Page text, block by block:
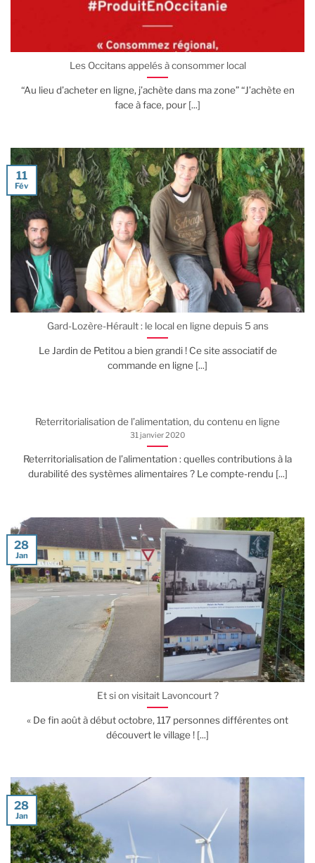
Les Occitans appelés à consommer local
“Au lieu d’acheter en ligne, j’achète dans ma zone” “J’achète en
face à face, pour [...]
Gard-Lozère-Hérault : le local en ligne depuis 5 ans
Le Jardin de Petitou a bien grandi ! Ce site associatif de
commande en ligne [...]
11
Fév
Reterritorialisation de l’alimentation, du contenu en ligne
31 janvier 2020
Reterritorialisation de l’alimentation : quelles contributions à la
durabilité des systèmes alimentaires ? Le compte-rendu [...]
Et si on visitait Lavoncourt ?
« De fin août à début octobre, 117 personnes différentes ont
découvert le village ! [...]
28
Jan
28
Jan